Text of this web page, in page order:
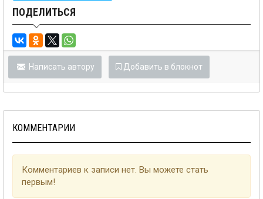
ПОДЕЛИТЬСЯ
Написать автору Добавить в блокнот
КОММЕНТАРИИ
Комментариев к записи нет. Вы можете стать
первым!